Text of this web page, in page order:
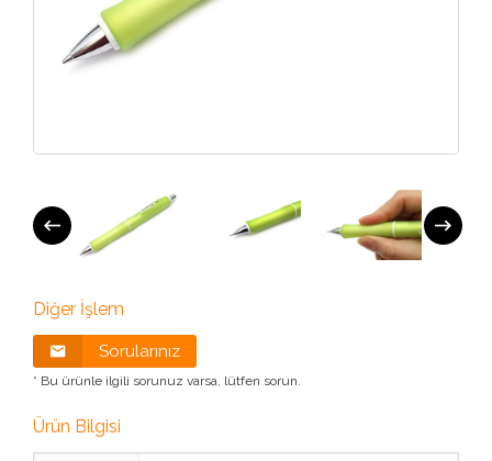
Diğer İşlem
Sorularınız
* Bu ürünle ilgili sorunuz varsa, lütfen sorun.
Ürün Bilgisi